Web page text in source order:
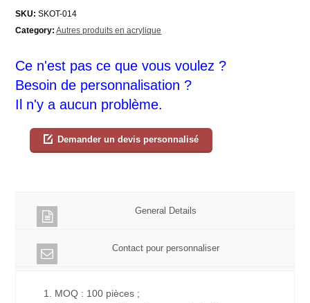
SKU: SKOT-014
Category: Autres produits en acrylique
Ce n'est pas ce que vous voulez ?
Besoin de personnalisation ?
Il n'y a aucun problème.
Demander un devis personnalisé
General Details
Contact pour personnaliser
1. MOQ : 100 pièces ;